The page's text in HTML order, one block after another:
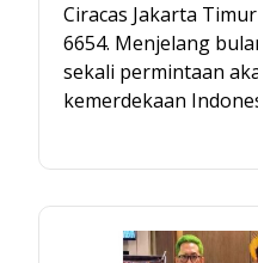
Ciracas Jakarta
6654. Menjelang
sekali permintaan
kemerdekaan